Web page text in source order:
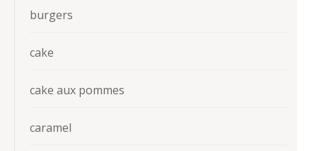
burgers
cake
cake aux pommes
caramel